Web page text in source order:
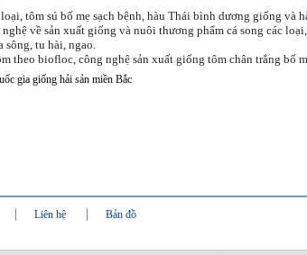
tôm sú bố mẹ sạch bệnh, hàu Thái bình dương giống và
về sản xuất giống và nuôi thương phẩm cá song các
sông, tu hài, ngao.
theo biofloc, công nghệ sản xuất giống tôm chân trắng bố
gia giống hải sản miền Bắc
Liên hệ
Bản đồ